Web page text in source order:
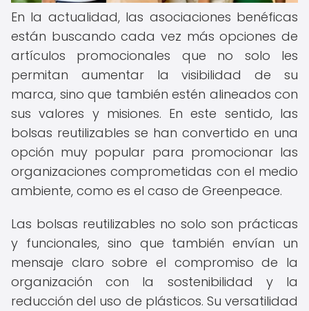
En la actualidad, las asociaciones benéficas
están buscando cada vez más opciones de
artículos promocionales que no solo les
permitan aumentar la visibilidad de su
marca, sino que también estén alineados con
sus valores y misiones. En este sentido, las
bolsas reutilizables se han convertido en una
opción muy popular para promocionar las
organizaciones comprometidas con el medio
ambiente, como es el caso de Greenpeace.
Las bolsas reutilizables no solo son prácticas
y funcionales, sino que también envían un
mensaje claro sobre el compromiso de la
organización con la sostenibilidad y la
reducción del uso de plásticos. Su versatilidad